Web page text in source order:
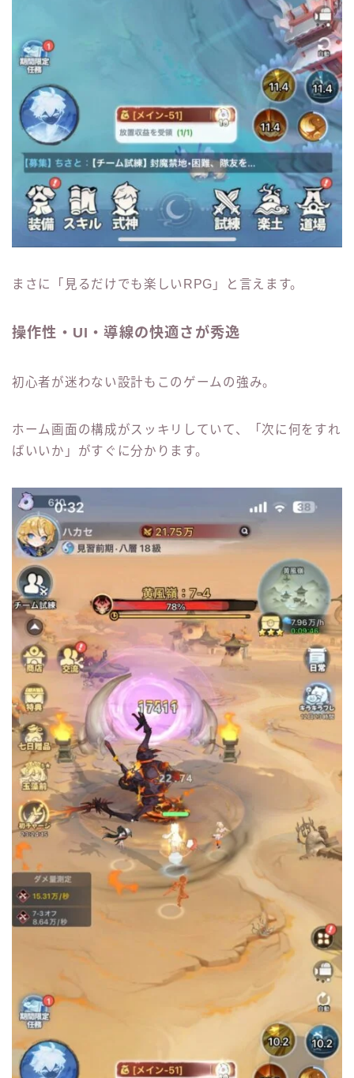
まさに「見るだけでも楽しいRPG」と言えます。
操作性・UI・導線の快適さが秀逸
初心者が迷わない設計もこのゲームの強み。
ホーム画面の構成がスッキリしていて、「次に何をすれ
ばいいか」がすぐに分かります。